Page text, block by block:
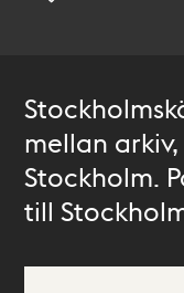
mellan
Stockholm.
till